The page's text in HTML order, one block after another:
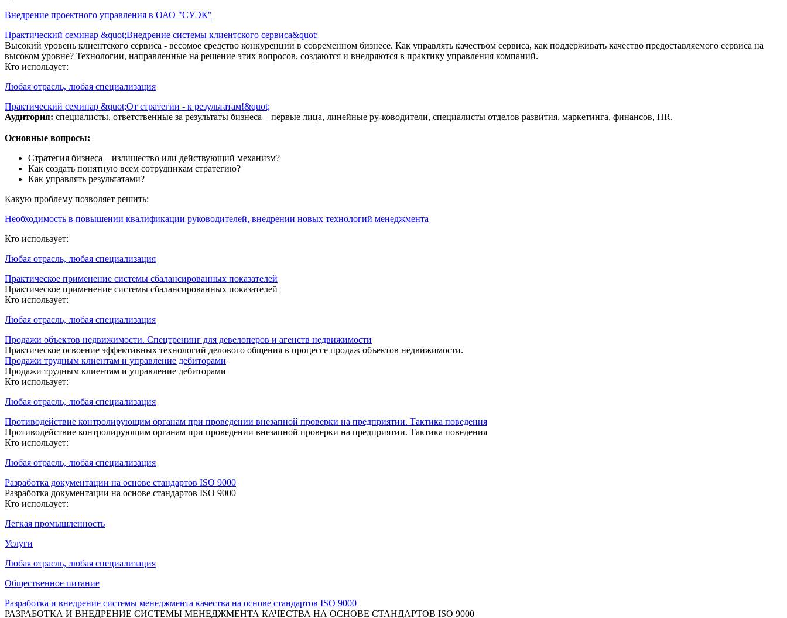
Внедрение проектного управления в ОАО "СУЭК"
Практический семинар &quot;Внедрение системы клиентского сервиса&quot;
Высокий уровень клиентского сервиса - весомое средство конкуренции в современном бизнесе. Как управлять качеством сервиса, как поддерживать качество предоставляемого сервиса на
высоком уровне? Технологии, направленные на решение этих вопросов, создаются и внедряются в практику управления компаний.
Кто использует:
Любая отрасль, любая специализация
Практический семинар &quot;От стратегии - к результатам!&quot;
Аудитория: специалисты, ответственные за результаты бизнеса – первые лица, линейные ру-ководители, специалисты отделов развития, маркетинга, финансов, HR.
Основные вопросы:
Стратегия бизнеса – излишество или действующий механизм?
Как создать понятную всем сотрудникам стратегию?
Как управлять результатами?
Какую проблему позволяет решить:
Необходимость в повышении квалификации руководителей, внедрении новых технологий менеджмента
Кто использует:
Любая отрасль, любая специализация
Практическое применение системы сбалансированных показателей
Практическое применение системы сбалансированных показателей
Кто использует:
Любая отрасль, любая специализация
Продажи объектов недвижимости. Спецтренинг для девелоперов и агенств недвижимости
Практическое освоение эффективных технологий делового общения в процессе продаж объектов недвижимости.
Продажи трудным клиентам и управление дебиторами
Продажи трудным клиентам и управление дебиторами
Кто использует:
Любая отрасль, любая специализация
Противодействие контролирующим органам при проведении внезапной проверки на предприятии. Тактика поведения
Противодействие контролирующим органам при проведении внезапной проверки на предприятии. Тактика поведения
Кто использует:
Любая отрасль, любая специализация
Разработка документации на основе стандартов ISO 9000
Разработка документации на основе стандартов ISO 9000
Кто использует:
Легкая промышленность
Услуги
Любая отрасль, любая специализация
Общественное питание
Разработка и внедрение системы менеджмента качества на основе стандартов ISO 9000
РАЗРАБОТКА И ВНЕДРЕНИЕ СИСТЕМЫ МЕНЕДЖМЕНТА КАЧЕСТВА НА ОСНОВЕ СТАНДАРТОВ ISO 9000